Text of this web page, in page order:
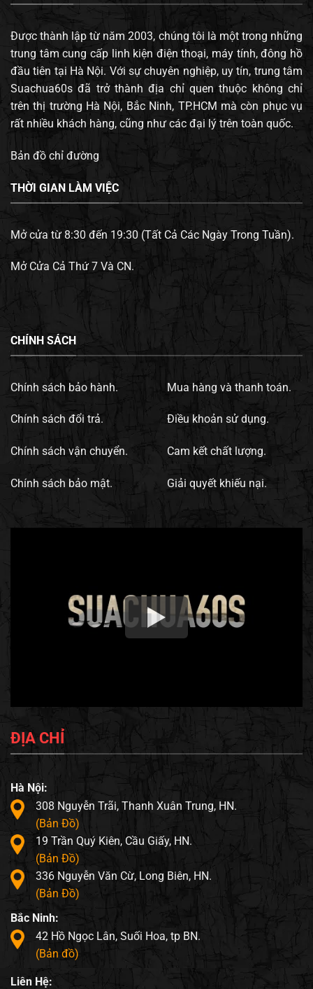
Được thành lập từ năm 2003, chúng tôi là một trong những
trung tâm cung cấp linh kiện điện thoại, máy tính, đông hồ
đầu tiên tại Hà Nội. Với sự chuyên nghiệp, uy tín, trung tâm
Suachua60s đã trở thành địa chỉ quen thuộc không chỉ
trên thị trường Hà Nội, Bắc Ninh, TP.HCM mà còn phục vụ
rất nhiều khách hàng, cũng như các đại lý trên toàn quốc.
Bản đồ chỉ đường
THỜI GIAN LÀM VIỆC
Mở cửa từ 8:30 đến 19:30 (Tất Cả Các Ngày Trong Tuần).
Mở Cửa Cả Thứ 7 Và CN.
CHÍNH SÁCH
Chính sách bảo hành.
Chính sách đổi trả.
Chính sách vận chuyển.
Chính sách bảo mật.
Mua hàng và thanh toán.
Điều khoản sử dụng.
Cam kết chất lượng.
Giải quyết khiếu nại.
ĐỊA CHỈ
Hà Nội:
308 Nguyễn Trãi, Thanh Xuân Trung, HN.
(Bản Đồ)
19 Trần Quý Kiên, Cầu Giấy, HN.
(Bản Đồ)
336 Nguyễn Văn Cừ, Long Biên, HN.
(Bản Đồ)
Bắc Ninh:
42 Hồ Ngọc Lân, Suối Hoa, tp BN.
(Bản đồ)
Liên Hệ: